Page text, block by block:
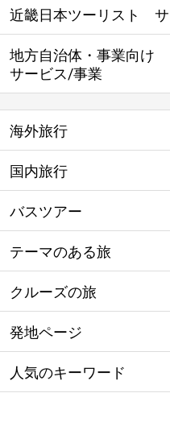
近畿日本ツーリスト サ
地方自治体・事業向け
サービス/事業
海外旅行
国内旅行
バスツアー
テーマのある旅
クルーズの旅
発地ページ
人気のキーワード